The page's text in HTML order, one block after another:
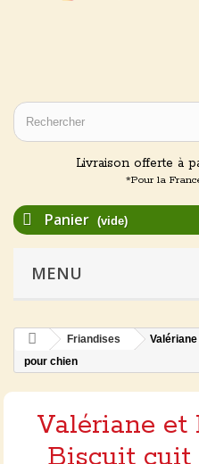
Livraison offerte à
*Pour la
Panier (vide)
MENU
Friandises
pour chien
Valériane